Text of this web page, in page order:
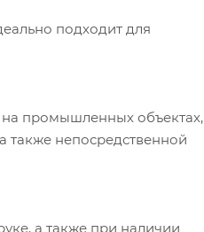
подходит для
на промышленных объектах,
также непосредственной
а также при наличии